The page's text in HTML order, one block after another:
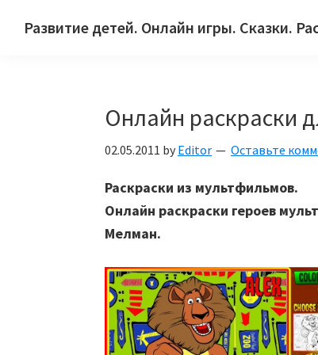
Развитие детей. Онлайн игры. Сказки.
Онлайн раскраски
02.05.2011 by Editor Оставьте
Раскраски из мультфильмов.
Онлайн раскраски героев
Мелман.